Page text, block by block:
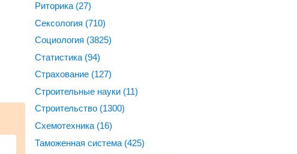
Риторика (27)
Сексология (710)
Социология (3825)
Статистика (94)
Страхование (127)
Строительные науки (11)
Строительство (1300)
Схемотехника (16)
Таможенная система (425)